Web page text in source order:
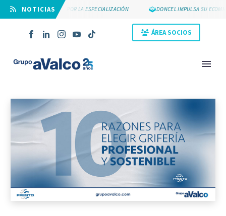
⠀NOTICIAS
SUYCAL 2000 APUESTA POR LA ESPECIALIZACIÓN DONCEL IMPULSA SU
ÁREA SOCIOS